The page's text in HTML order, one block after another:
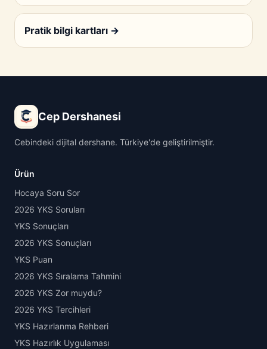
Pratik bilgi kartları →
Cep Dershanesi
Cebindeki dijital dershane. Türkiye'de geliştirilmiştir.
Ürün
Hocaya Soru Sor
2026 YKS Soruları
YKS Sonuçları
2026 YKS Sonuçları
YKS Puan
2026 YKS Sıralama Tahmini
2026 YKS Zor muydu?
2026 YKS Tercihleri
YKS Hazırlanma Rehberi
YKS Hazırlık Uygulaması